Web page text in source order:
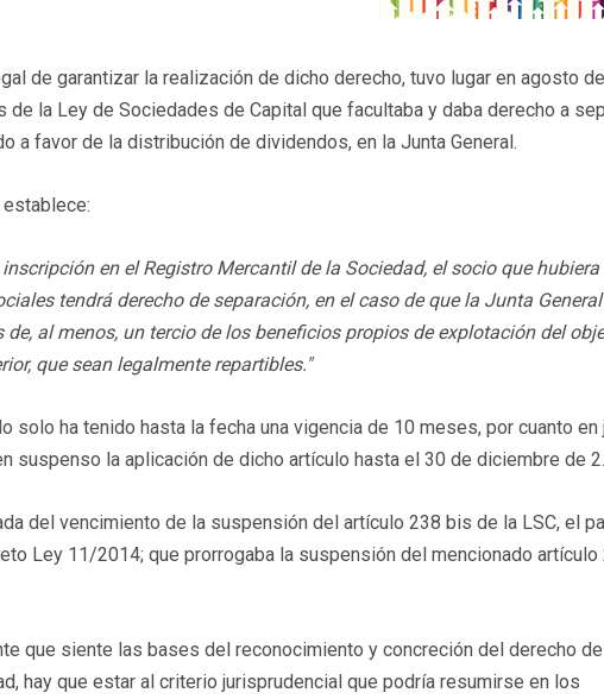
de garantizar la realización de dicho derecho, tuvo lugar en agosto
la Ley de Sociedades de Capital que facultaba y daba derecho a
a favor de la distribución de dividendos, en la Junta General.
establece:
en el Registro Mercantil de la Sociedad, el socio que
tendrá derecho de separación, en el caso de que la Junta
al menos, un tercio de los beneficios propios de explotación del
que sean legalmente repartibles."
solo ha tenido hasta la fecha una vigencia de 10 meses, por cuanto en
suspenso la aplicación de dicho artículo hasta el 30 de diciembre de
del vencimiento de la suspensión del artículo 238 bis de la LSC, el
Ley 11/2014; que prorrogaba la suspensión del mencionado artículo
que siente las bases del reconocimiento y concreción del derecho
hay que estar al criterio jurisprudencial que podría resumirse en los